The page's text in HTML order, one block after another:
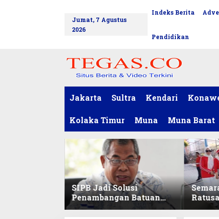
Jumat, 7 Agustus
2026
Indeks Berita
Pendidikan
Jakarta Sultra Kendari
Kolaka Timur Muna Muna Barat
SIPB Jadi Solusi
Penambangan Batuan
Komoditas ex-Golongan